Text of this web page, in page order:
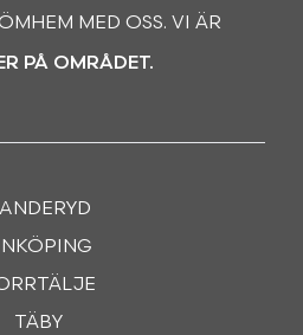
MED OSS. VI ÄR
PÅ OMRÅDET.
TÄBY